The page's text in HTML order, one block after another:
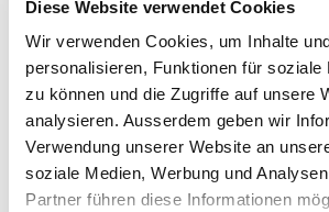
Diese Website verwendet Cookies
Wir verwenden Cookies, um Inhalte
personalisieren, Funktionen für soziale
zu können und die Zugriffe auf unsere
analysieren. Ausserdem geben wir
Verwendung unserer Website an
soziale Medien, Werbung und
Partner führen diese Informationen
10.11.2021 | Ad hoc
Bucher Municipal fährt
truktur herunter
Die Überwachungssysteme von